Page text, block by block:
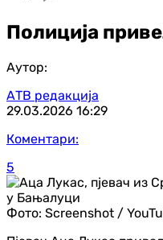
Полиција
Аутор:
АТВ редакција
29.03.2026 16:29
Коментари:
5
Фото: Screenshot /